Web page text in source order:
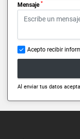
Mensaje *
Acepto recibir
Al enviar tus datos